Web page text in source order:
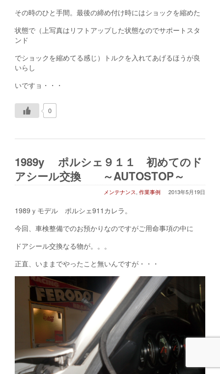
その時のひと手間。最後の締め付け時にはショックを縮めた
状態で（上写真はリフトアップした状態なのでサポートスタ
ンド
でショックを縮めてる感じ）トルクを入れてあげるほうが良
いらし
いですョ・・・
0
1989y ポルシェ９１１ 初めてのド
アシール交換 ～AUTOSTOP～
2013年5月19日
メンテナンス, 作業事例
1989ｙモデル ポルシェ911カレラ。
今回、車検整備でのお預かりなのですがご用命事項の中に
ドアシール交換なる物が。。。
正直、いままでやったこと無いんですが・・・